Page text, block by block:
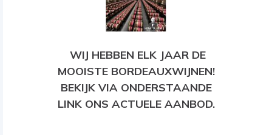
WIJ HEBBEN ELK JAAR DE
MOOISTE BORDEAUXWIJNEN!
BEKIJK VIA ONDERSTAANDE
LINK ONS ACTUELE AANBOD.